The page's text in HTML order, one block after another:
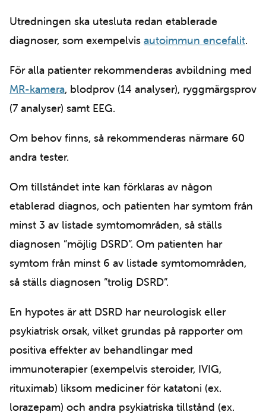
Utredningen ska utesluta redan etablerade
diagnoser, som exempelvis autoimmun encefalit.
För alla patienter rekommenderas avbildning med
MR-kamera, blodprov (14 analyser), ryggmärgsprov
(7 analyser) samt EEG.
Om behov finns, så rekommenderas närmare 60
andra tester.
Om tillståndet inte kan förklaras av någon
etablerad diagnos, och patienten har symtom från
minst 3 av listade symtomområden, så ställs
diagnosen ”möjlig DSRD”. Om patienten har
symtom från minst 6 av listade symtomområden,
så ställs diagnosen ”trolig DSRD”.
En hypotes är att DSRD har neurologisk eller
psykiatrisk orsak, vilket grundas på rapporter om
positiva effekter av behandlingar med
immunoterapier (exempelvis steroider, IVIG,
rituximab) liksom mediciner för katatoni (ex.
lorazepam) och andra psykiatriska tillstånd (ex.